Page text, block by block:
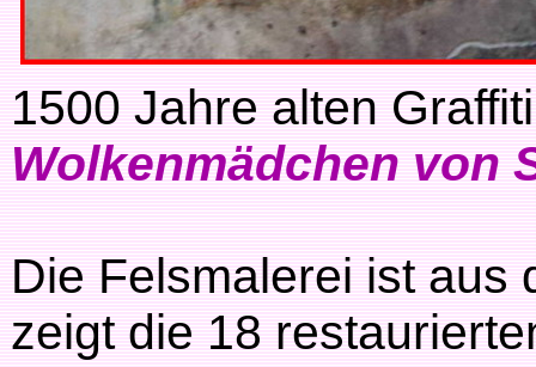
1500 Jahre alten
Wolkenmädchen von
Die Felsmalerei ist aus
zeigt die 18